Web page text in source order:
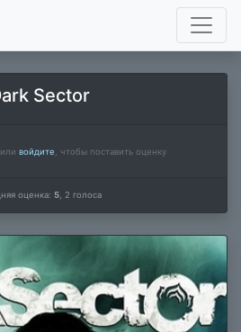
Sector
войдите , чтобы поставить оценку
оценка: 5, 2 голоса